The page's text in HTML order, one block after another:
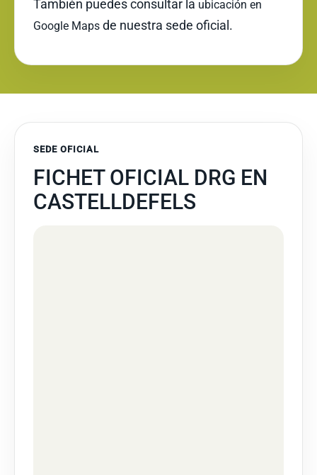
También puedes consultar la ubicación en
Google Maps de nuestra sede oficial.
SEDE OFICIAL
FICHET OFICIAL DRG EN
CASTELLDEFELS